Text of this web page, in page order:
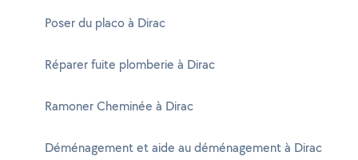
Poser du placo à Dirac
Réparer fuite plomberie à Dirac
Ramoner Cheminée à Dirac
Déménagement et aide au déménagement à Dirac